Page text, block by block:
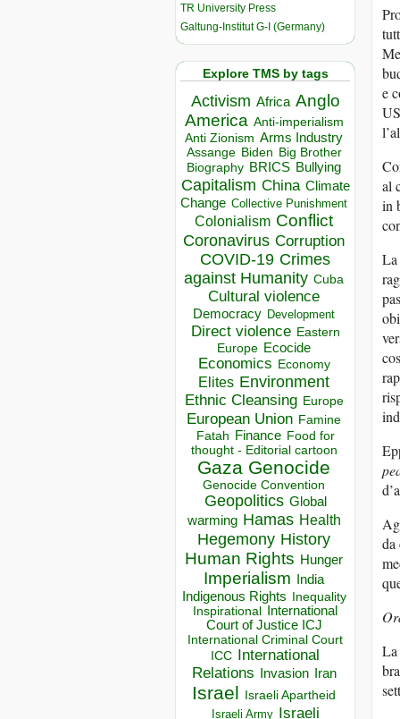
TR University Press
Galtung-Institut G-I (Germany)
Explore TMS by tags
Activism Africa Anglo
America Anti-imperialism
Anti Zionism Arms Industry
Assange Biden Big Brother
Biography BRICS Bullying
Capitalism China Climate
Change Collective Punishment
Colonialism Conflict
Coronavirus Corruption
COVID-19 Crimes
against Humanity Cuba
Cultural violence
Democracy Development
Direct violence Eastern
Europe Ecocide
Economics Economy
Elites Environment
Ethnic Cleansing Europe
European Union Famine
Fatah Finance Food for
thought - Editorial cartoon
Gaza Genocide
Genocide Convention
Geopolitics Global
warming Hamas Health
Hegemony History
Human Rights Hunger
Imperialism India
Indigenous Rights Inequality
Inspirational
International
Court of Justice ICJ
International Criminal Court
ICC
International
Relations
Invasion Iran
Israel Israeli Apartheid
Israeli Army Israeli
e
al
in
La
da
La